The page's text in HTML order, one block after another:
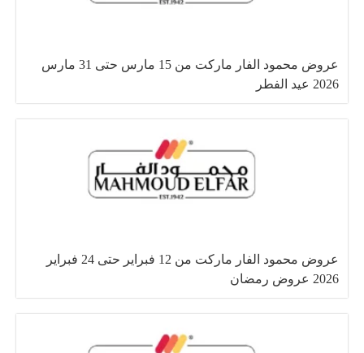
عروض محمود الفار ماركت من 15 مارس حتى 31 مارس
2026 عيد الفطر
عروض محمود الفار ماركت من 12 فبراير حتى 24 فبراير
2026 عروض رمضان